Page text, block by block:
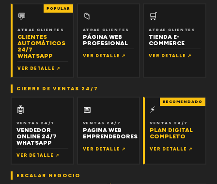
POPULAR
💬
ATRAE CLIENTES
CLIENTES
AUTOMÁTICOS
24/7
WHATSAPP
VER DETALLE ↗
📁
ATRAE CLIENTES
PÁGINA WEB
PROFESIONAL
VER DETALLE ↗
🛒
ATRAE CLIENTES
TIENDA E-
COMMERCE
VER DETALLE ↗
CIERRE DE VENTAS 24/7
🤖
VENTAS 24/7
VENDEDOR
ONLINE 24/7
WHATSAPP
VER DETALLE ↗
📅
VENTAS 24/7
PAGINA WEB
EMPRENDEDORES
VER DETALLE ↗
RECOMENDADO
⚡
VENTAS 24/7
PLAN DIGITAL
COMPLETO
VER DETALLE ↗
ESCALAR NEGOCIO